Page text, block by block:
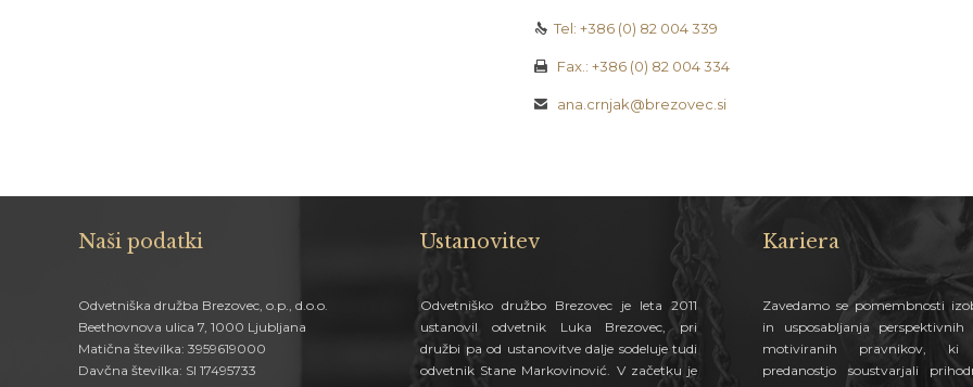
 Tel: +386 (0) 82 004 339
 Fax.: +386 (0) 82 004 334
 ana.crnjak@brezovec.si
Naši podatki
Odvetniška družba Brezovec, o.p., d.o.o.
Beethovnova ulica 7, 1000 Ljubljana
Matična številka: 3959619000
Davčna številka: SI 17495733
Ustanovitev
Odvetniško družbo Brezovec je leta 2011
ustanovil odvetnik Luka Brezovec, pri
družbi pa od ustanovitve dalje sodeluje tudi
odvetnik Stane Markovinović. V začetku je
Kariera
Zavedamo se pomembnosti
in usposabljanja perspektivnih
motiviranih pravnikov,
predanostjo soustvarjali